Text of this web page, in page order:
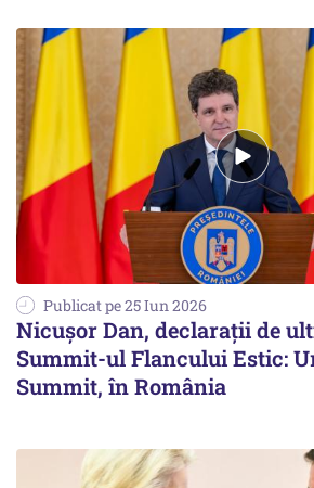
Publicat pe 25 Iun 2026
Nicuşor Dan, declaraţii de
Summit-ul Flancului Estic:
Summit, în România